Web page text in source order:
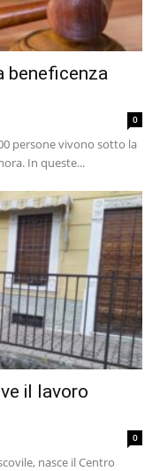
beneficenza
0
persone vivono sotto la
In queste...
il lavoro
0
nasce il Centro